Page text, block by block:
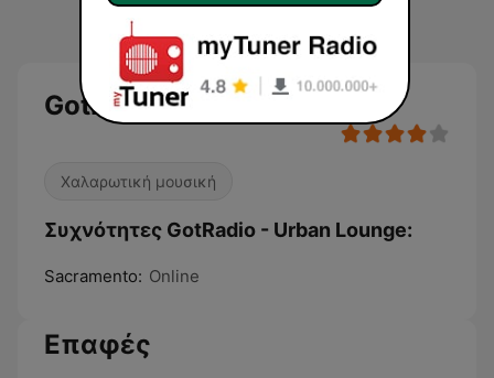
GotRadio - Urban Lounge
Χαλαρωτική μουσική
Συχνότητες GotRadio - Urban Lounge:
Sacramento: Online
Επαφές